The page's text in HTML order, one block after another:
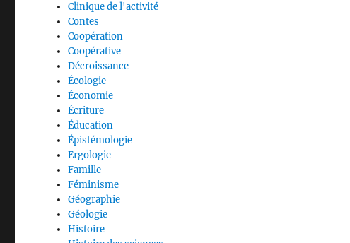
Clinique de l'activité
Contes
Coopération
Coopérative
Décroissance
Écologie
Économie
Écriture
Éducation
Épistémologie
Ergologie
Famille
Féminisme
Géographie
Géologie
Histoire